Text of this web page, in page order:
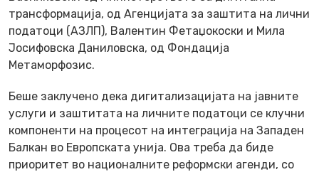
трансформација, од Агенцијата за заштита на лични
податоци (АЗЛП), Валентин Фетаџокоски и Мила
Јосифовска Даниловска, од Фондација
Метаморфозис.
Беше заклучено дека дигитализацијата на јавните
услуги и заштитата на личните податоци се клучни
компоненти на процесот на интеграција на Западен
Балкан во Европската унија. Ова треба да биде
приоритет во националните реформски агенди, со